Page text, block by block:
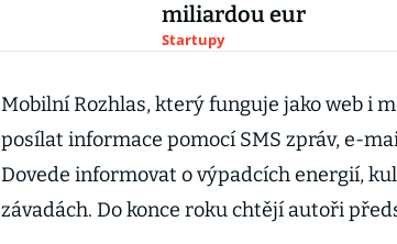
miliardou eur
Startupy
Mobilní Rozhlas, který funguje jako web i
posílat informace pomocí SMS zpráv, e-
Dovede informovat o výpadcích energií,
závadách. Do konce roku chtějí autoři